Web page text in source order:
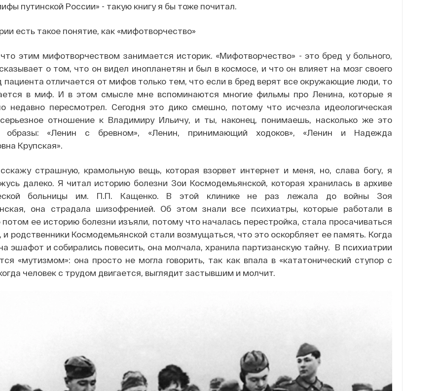
путинской России» - такую книгу я бы тоже почитал.
есть такое понятие, как «мифотворчество»
этим мифотворчеством занимается историк. «Мифотворчество» - это бред у больного,
о том, что он видел инопланетян и был в космосе, и что он влияет на мозг своего
пациента отличается от мифов только тем, что если в бред верят все окружающие люди, то
в миф. И в этом смысле мне вспоминаются многие фильмы про Ленина, которые я
недавно пересмотрел. Сегодня это дико смешно, потому что исчезла идеологическая
отношение к Владимиру Ильичу, и ты, наконец, понимаешь, насколько же это
образы: «Ленин с бревном», «Ленин, принимающий ходоков», «Ленин и Надежда
Крупская».
страшную, крамольную вещь, которая взорвет интернет и меня, но, слава богу, я
далеко. Я читал историю болезни Зои Космодемьянской, которая хранилась в архиве
больницы им. П.П. Кащенко. В этой клинике не раз лежала до войны Зоя
она страдала шизофренией. Об этом знали все психиатры, которые работали в
потом ее историю болезни изъяли, потому что началась перестройка, стала просачиваться
родственники Космодемьянской стали возмущаться, что это оскорбляет ее память. Когда
эшафот и собирались повесить, она молчала, хранила партизанскую тайну. В психиатрии
«мутизмом»: она просто не могла говорить, так как впала в «кататонический ступор с
человек с трудом двигается, выглядит застывшим и молчит.